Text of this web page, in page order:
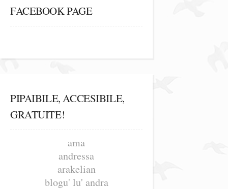
FACEBOOK PAGE
PIPAIBILE, ACCESIBILE,
GRATUITE!
ama
andressa
arakelian
blogu' lu' andra